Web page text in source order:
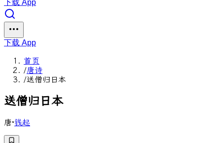
下载 App
下载 App
首页
/唐诗
/送僧归日本
送僧归 日本
唐·钱起